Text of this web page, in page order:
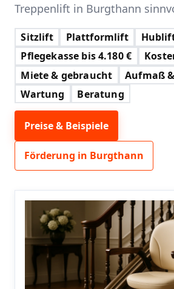
Treppenlift in Burgthann
Sitzlift Plattformlift
Pflegekasse bis 4.180 €
Miete & gebraucht
Aufmaß
Wartung
Beratung
Preise & Beispiele
Förderung in Burgthann